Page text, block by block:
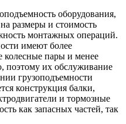
оборудования,
размеры и стоимость
монтажных операций.
имеют более
колесные пары и менее
поэтому их обслуживание
грузоподъемности
конструкция балки,
и тормозные
как запасных частей, так